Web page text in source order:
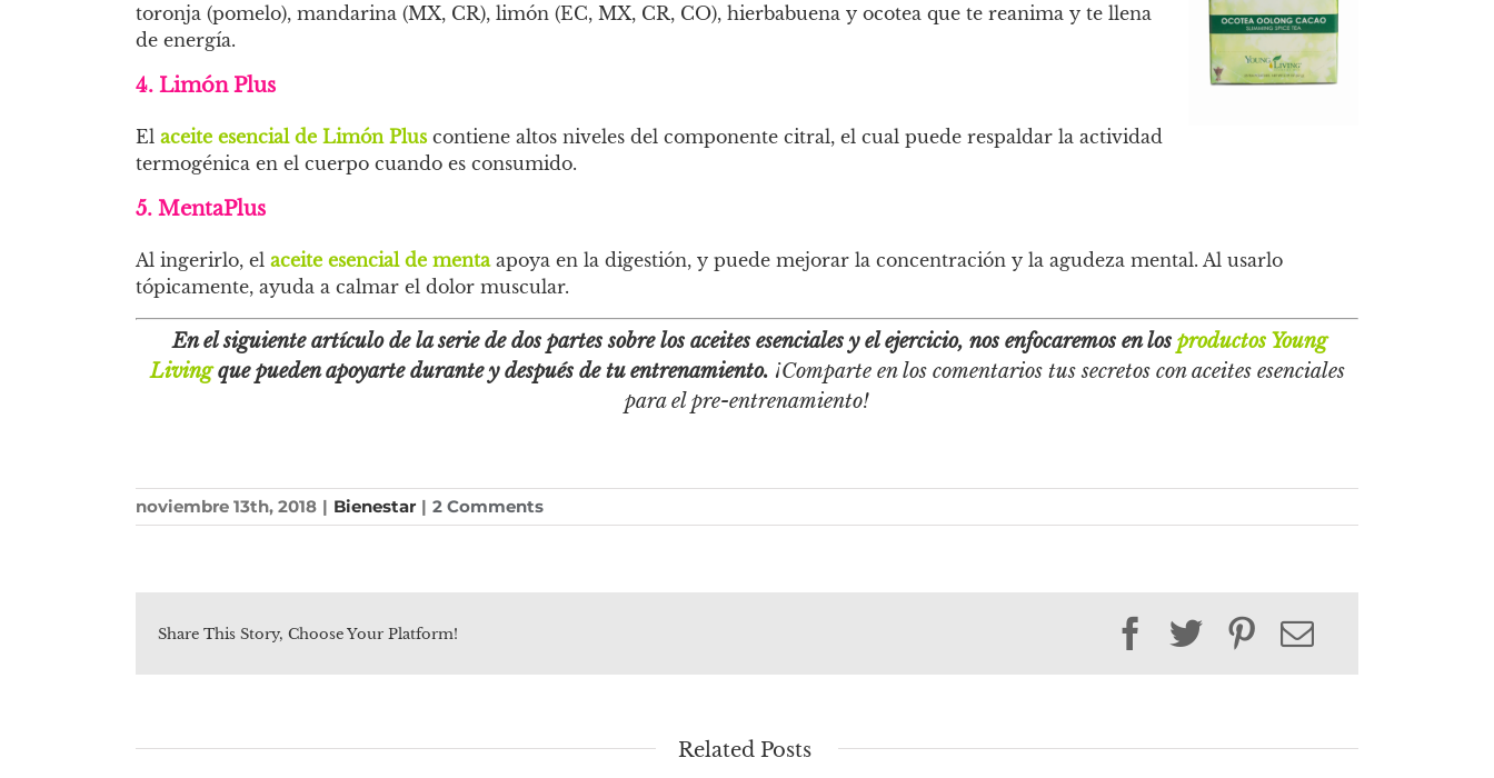
toronja (pomelo), mandarina (MX, CR), limón (EC, MX, CR, CO), hierbabuena y ocotea que te reanima y te llena
de energía.
4. Limón Plus
El aceite esencial de Limón Plus contiene altos niveles del componente citral, el cual puede respaldar la actividad
termogénica en el cuerpo cuando es consumido.
5. MentaPlus
Al ingerirlo, el aceite esencial de menta apoya en la digestión, y puede mejorar la concentración y la agudeza mental. Al usarlo
tópicamente, ayuda a calmar el dolor muscular.
En el siguiente artículo de la serie de dos partes sobre los aceites esenciales y el ejercicio, nos enfocaremos en los productos Young
Living que pueden apoyarte durante y después de tu entrenamiento. ¡Comparte en los comentarios tus secretos con aceites esenciales
para el pre-entrenamiento!
noviembre 13th, 2018 | Bienestar | 2 Comments
Share This Story, Choose Your Platform! Facebook
TwitterPinterest
Email
Related Posts